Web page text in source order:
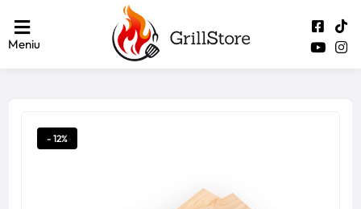
Meniu
- 12%